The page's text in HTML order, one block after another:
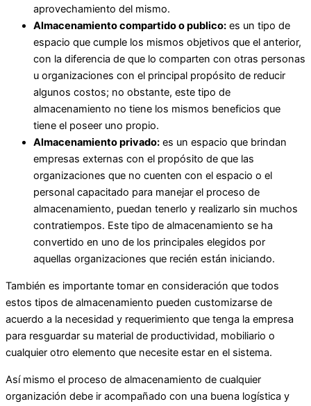
aprovechamiento del mismo.
Almacenamiento compartido o publico: es un tipo de
espacio que cumple los mismos objetivos que el anterior,
con la diferencia de que lo comparten con otras personas
u organizaciones con el principal propósito de reducir
algunos costos; no obstante, este tipo de
almacenamiento no tiene los mismos beneficios que
tiene el poseer uno propio.
Almacenamiento privado: es un espacio que brindan
empresas externas con el propósito de que las
organizaciones que no cuenten con el espacio o el
personal capacitado para manejar el proceso de
almacenamiento, puedan tenerlo y realizarlo sin muchos
contratiempos. Este tipo de almacenamiento se ha
convertido en uno de los principales elegidos por
aquellas organizaciones que recién están iniciando.
También es importante tomar en consideración que todos
estos tipos de almacenamiento pueden customizarse de
acuerdo a la necesidad y requerimiento que tenga la empresa
para resguardar su material de productividad, mobiliario o
cualquier otro elemento que necesite estar en el sistema.
Así mismo el proceso de almacenamiento de cualquier
organización debe ir acompañado con una buena logística y